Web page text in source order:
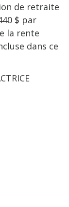
de retraite
$ par
la rente
dans ce